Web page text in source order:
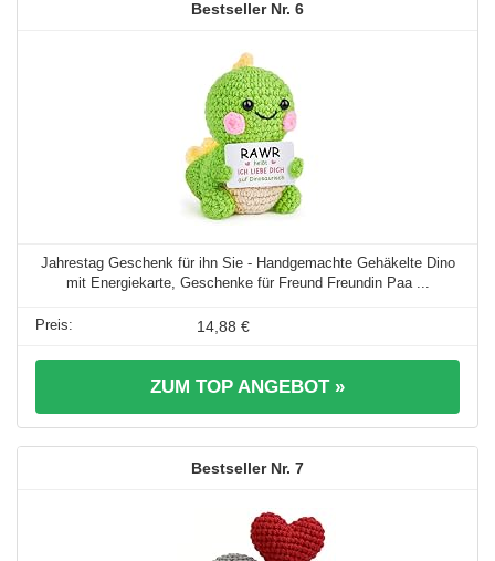
6
Jahrestag Geschenk für ihn Sie - Handgemachte Gehäkelte Dino
mit Energiekarte, Geschenke für Freund Freundin Paa ...
14,88 €
ZUM TOP ANGEBOT »
7